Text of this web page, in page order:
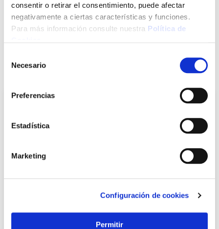
consentir o retirar el consentimiento, puede afectar
negativamente a ciertas características y funciones.
Para más información consulte nuestra Política de
Necesario
Preferencias
Estadística
Marketing
Configuración de cookies
Permitir
+ INFO
Pantalon ignifugo algodon tratado talla l velilla
Velilla